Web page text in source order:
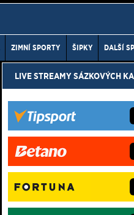
ZIMNÍ SPORTY ŠIPKY DALŠÍ
LIVE STREAMY SÁZKOVÝCH